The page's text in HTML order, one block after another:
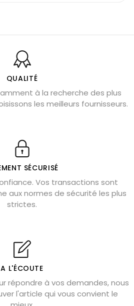
– pierre des anges
pour moi ?
et signification
non chauffée
la maison
magiques
choisir
et protection
argent 925
et précautions
QUALITÉ
à la recherche des plus
les meilleurs fournisseurs.
SÉCURISÉ
Vos transactions sont
aux normes de sécurité les plus
strictes.
A L'ÉCOUTE
répondre à vos demandes, nous
l'article qui vous convient le